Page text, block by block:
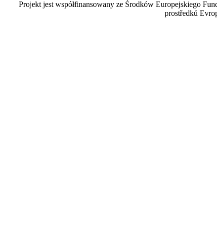
Projekt jest współfinansowany ze Środków Europejskiego
prostředků